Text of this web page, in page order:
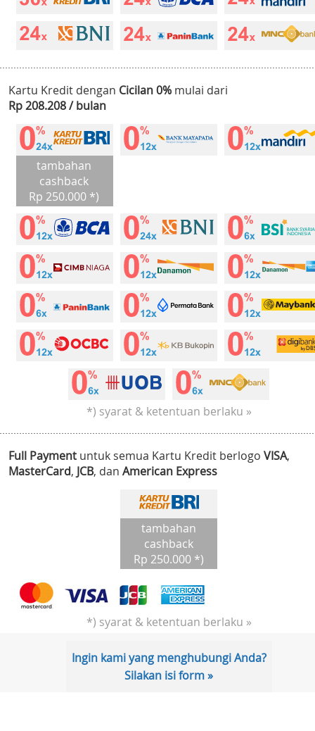
Kartu Kredit dengan Cicilan 0% mulai dari
Rp 208.208 / bulan
tambahan
cashback
Rp 250.000 *)
*) syarat & ketentuan berlaku »
Full Payment untuk semua Kartu Kredit berlogo VISA,
MasterCard, JCB, dan American Express
tambahan
cashback
Rp 250.000 *)
*) syarat & ketentuan berlaku »
Ingin kami yang menghubungi Anda?
Silakan isi form »